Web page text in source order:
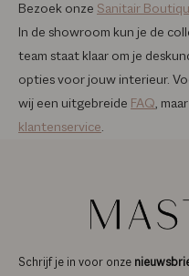
Bezoek onze Sanitair
In de showroom kun je de
team staat klaar om je
opties voor jouw interieur.
wij een uitgebreide FAQ,
klantenservice.
Schrijf je in voor onze